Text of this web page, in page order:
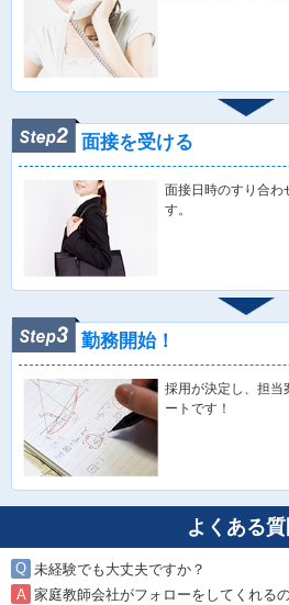
面接を受ける
面接日時のすり合わ
す。
勤務開始！
採用が決定し、担当
ートです！
よくある質
未経験でも大丈夫ですか？
家庭教師会社がフォローをしてくれる